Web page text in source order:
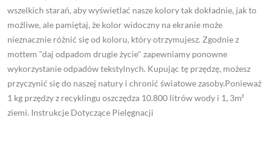
wszelkich starań, aby wyświetlać nasze kolory tak dokładnie, jak to
możliwe, ale pamiętaj, że kolor widoczny na ekranie może
nieznacznie różnić się od koloru, który otrzymujesz. Zgodnie z
mottem "daj odpadom drugie życie" zapewniamy ponowne
wykorzystanie odpadów tekstylnych. Kupując tę przędzę, możesz
przyczynić się do naszej natury i chronić światowe zasoby.Ponieważ
1 kg przędzy z recyklingu oszczędza 10.800 litrów wody i 1, 3m²
ziemi. Instrukcje Dotyczące Pielęgnacji